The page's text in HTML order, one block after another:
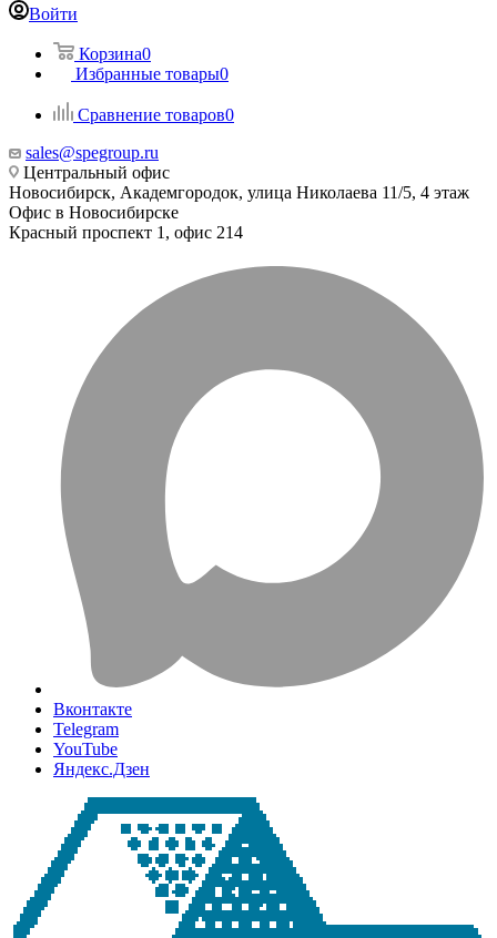
Войти
Корзина0
Избранные товары0
Сравнение товаров0
sales@spegroup.ru
Центральный офис
Новосибирск, Академгородок, улица Николаева 11/5, 4 этаж
Офис в Новосибирске
Красный проспект 1, офис 214
Вконтакте
Telegram
YouTube
Яндекс.Дзен